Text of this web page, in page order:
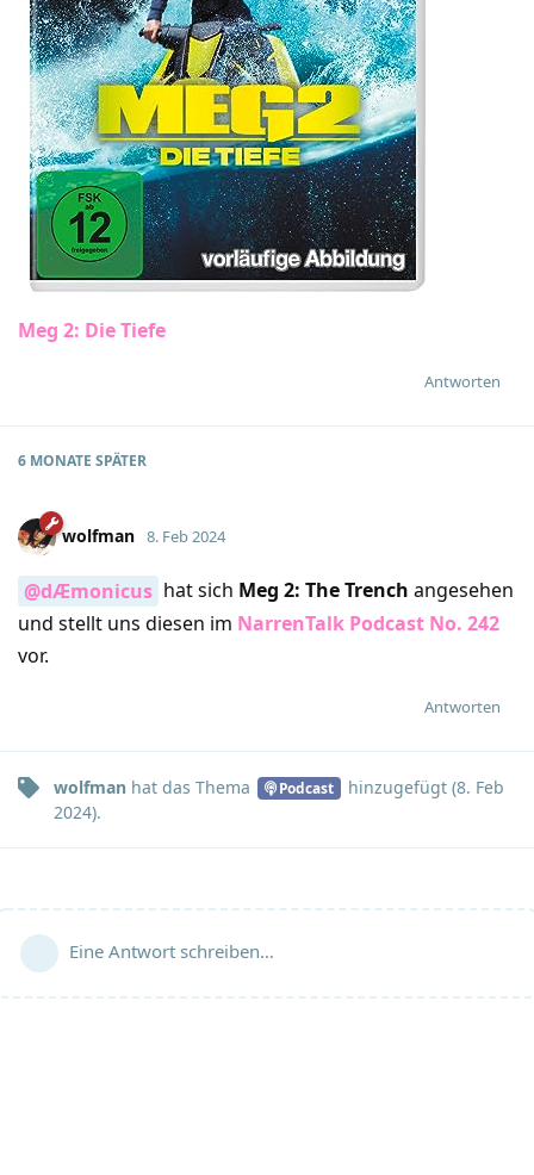
Meg 2: Die Tiefe
Antworten
6 MONATE SPÄTER
wolfman 8. Feb 2024
@dÆmonicus hat sich Meg 2: The Trench angesehen
und stellt uns diesen im NarrenTalk Podcast No. 242
vor.
Antworten
wolfman hat das Thema Podcast hinzugefügt (8. Feb
2024).
Eine Antwort schreiben…